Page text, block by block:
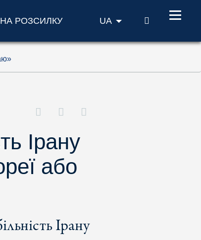
РОЗСИЛКУ UA ПОШУК
Ірану
або
Ірану